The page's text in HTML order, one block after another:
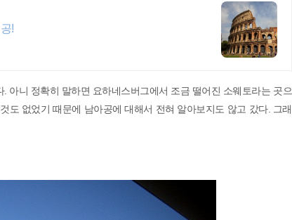
!
아니 정확히 말하면 요하네스버그에서 조금 떨어진 소웨토라는 곳으
도 없었기 때문에 남아공에 대해서 전혀 알아보지도 않고 갔다. 그래